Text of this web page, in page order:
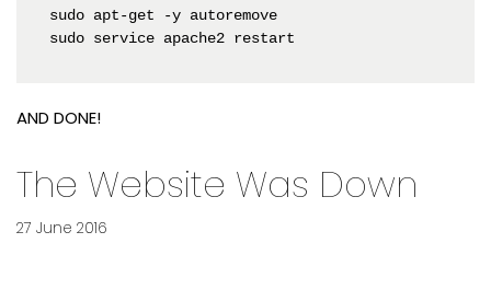
sudo apt-get -y autoremove
AND DONE!
The Website Was Down
27 June 2016